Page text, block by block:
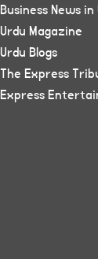
Business News in
Urdu Magazine
Urdu Blogs
The Express
Express